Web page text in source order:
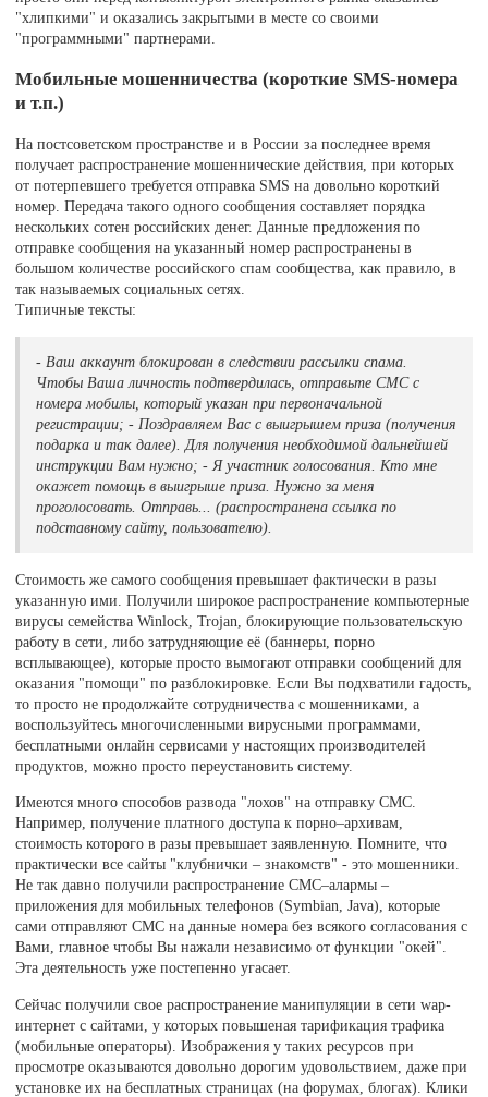
"хлипкими" и оказались закрытыми в месте со своими
"программными" партнерами.
Мобильные мошенничества (короткие SMS-номера
и т.п.)
На постсоветском пространстве и в России за последнее время
получает распространение мошеннические действия, при которых
от потерпевшего требуется отправка SMS на довольно короткий
номер. Передача такого одного сообщения составляет порядка
нескольких сотен российских денег. Данные предложения по
отправке сообщения на указанный номер распространены в
большом количестве российского спам сообщества, как правило, в
так называемых социальных сетях.
Типичные тексты:
- Ваш аккаунт блокирован в следствии рассылки спама.
Чтобы Ваша личность подтвердилась, отправьте СМС с
номера мобилы, который указан при первоначальной
регистрации; - Поздравляем Вас с выигрышем приза (получения
подарка и так далее). Для получения необходимой дальнейшей
инструкции Вам нужно; - Я участник голосования. Кто мне
окажет помощь в выигрыше приза. Нужно за меня
проголосовать. Отправь... (распространена ссылка по
подставному сайту, пользователю).
Стоимость же самого сообщения превышает фактически в разы
указанную ими. Получили широкое распространение компьютерные
вирусы семейства Winlock, Trojan, блокирующие пользовательскую
работу в сети, либо затрудняющие её (баннеры, порно
всплывающее), которые просто вымогают отправки сообщений для
оказания "помощи" по разблокировке. Если Вы подхватили гадость,
то просто не продолжайте сотрудничества с мошенниками, а
воспользуйтесь многочисленными вирусными программами,
бесплатными онлайн сервисами у настоящих производителей
продуктов, можно просто переустановить систему.
Имеются много способов развода "лохов" на отправку СМС.
Например, получение платного доступа к порно–архивам,
стоимость которого в разы превышает заявленную. Помните, что
практически все сайты "клубнички – знакомств" - это мошенники.
Не так давно получили распространение СМС–алармы –
приложения для мобильных телефонов (Symbian, Java), которые
сами отправляют СМС на данные номера без всякого согласования с
Вами, главное чтобы Вы нажали независимо от функции "окей".
Эта деятельность уже постепенно угасает.
Сейчас получили свое распространение манипуляции в сети wap-
интернет с сайтами, у которых повышеная тарификация трафика
(мобильные операторы). Изображения у таких ресурсов при
просмотре оказываются довольно дорогим удовольствием, даже при
установке их на бесплатных страницах (на форумах, блогах). Клики